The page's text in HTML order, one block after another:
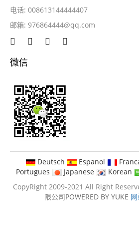
电话: 008613144444407
邮箱: 976864444@qq.com
微信
Deutsch Espanol
Portugues
Japanese Korean
CopyRight 2009-2021 All Right
限公司POWERED BY YUKE